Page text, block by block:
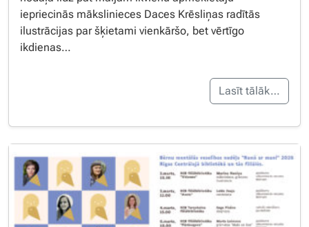
iepriecinās mākslinieces Daces Krēsliņas radītās
ilustrācijas par šķietami vienkāršo, bet vērtīgo
ikdienas…
Lasīt tālāk…